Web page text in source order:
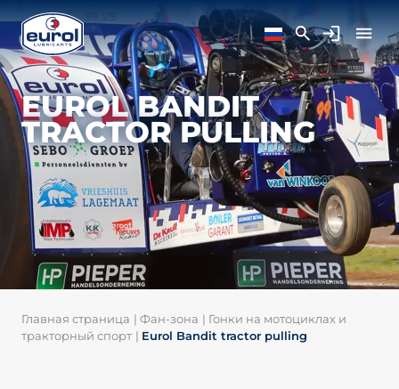
EUROL BANDIT
TRACTOR PULLING
Главная страница | Фан-зона | Гонки на мотоциклах и
тракторный спорт | Eurol Bandit tractor pulling